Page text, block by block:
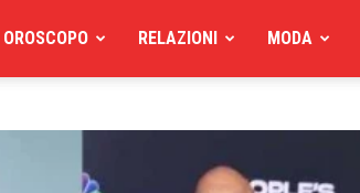
OROSCOPO RELAZIONI MODA